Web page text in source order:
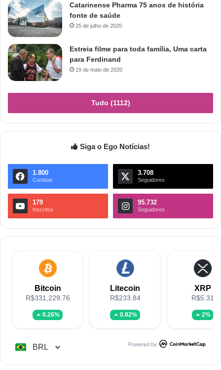
Catarinense Pharma 75 anos de história
fonte de saúde
25 de julho de 2020
Estreia filme para toda família, Uma carta
para Ferdinand
19 de maio de 2020
Tudo (1112)
Siga o Ego Notícias!
1.800
Curtidas
3.708
Seguidores
179
Inscritos
95.732
Seguidores
Bitcoin
R$331,229.76
0.26%
Litecoin
R$233.84
0.92%
XRP
R$5.31
2%
Powered by